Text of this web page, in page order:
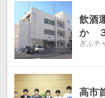
飲酒
か
ぎふチ
高市